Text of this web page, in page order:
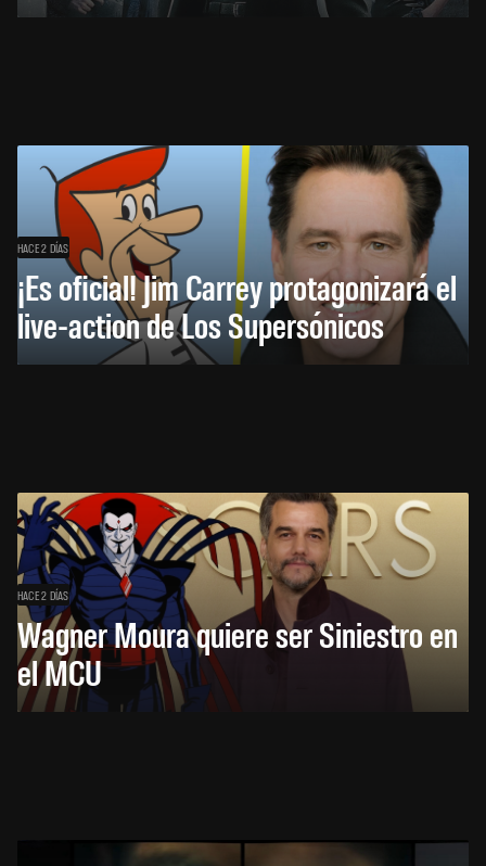
HACE 2 DÍAS
¡Es oficial! Jim Carrey protagonizará el
live-action de Los Supersónicos
HACE 2 DÍAS
Wagner Moura quiere ser Siniestro en
el MCU